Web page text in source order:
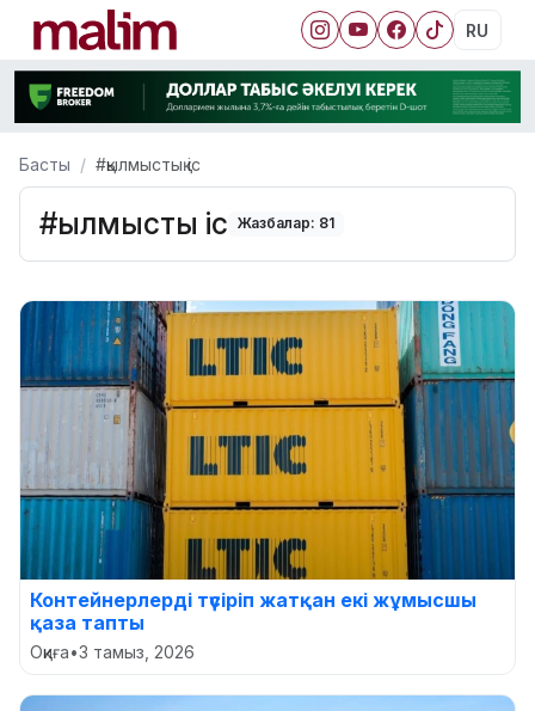
RU
Басты #қылмыстық іс
#қылмыстық іс Жазбалар: 81
Контейнерлерді түсіріп жатқан екі жұмысшы
қаза тапты
Оқиға•3 тамыз, 2026